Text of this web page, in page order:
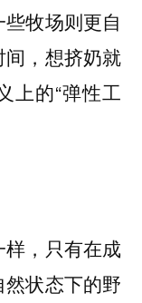
牧场则更自
，想挤奶就
上的“弹性工
，只有在成
状态下的野